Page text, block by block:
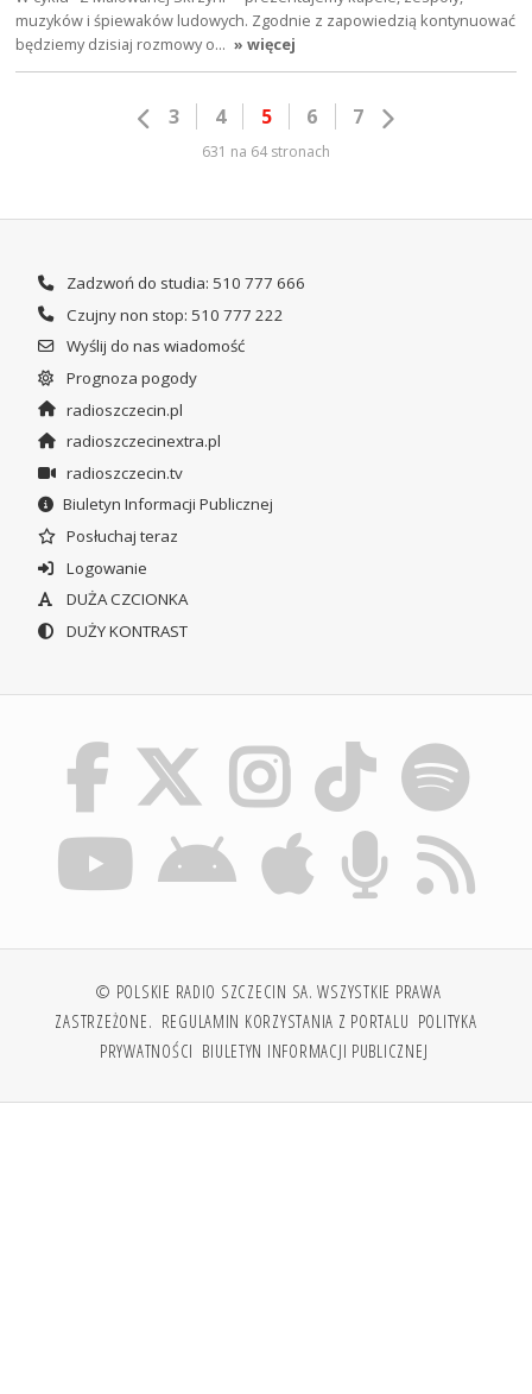
muzyków i śpiewaków ludowych. Zgodnie z zapowiedzią kontynuować
będziemy dzisiaj rozmowy o… » więcej
3 4 5 6 7
631 na 64 stronach
Zadzwoń do studia: 510 777 666
Czujny non stop: 510 777 222
Wyślij do nas wiadomość
Prognoza pogody
radioszczecin.pl
radioszczecinextra.pl
radioszczecin.tv
Biuletyn Informacji Publicznej
Posłuchaj teraz
Logowanie
DUŻA CZCIONKA
DUŻY KONTRAST
© POLSKIE RADIO SZCZECIN SA. WSZYSTKIE PRAWA
ZASTRZEŻONE. REGULAMIN KORZYSTANIA Z PORTALU POLITYKA
PRYWATNOŚCI BIULETYN INFORMACJI PUBLICZNEJ